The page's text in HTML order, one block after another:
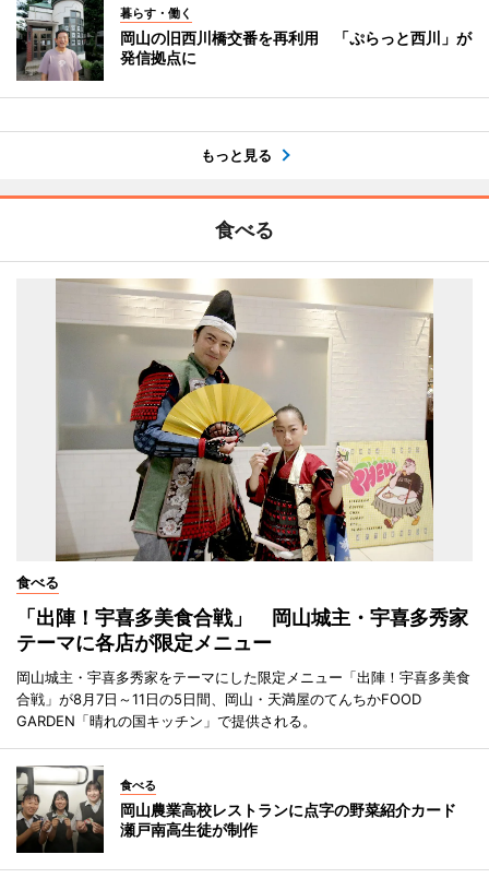
暮らす・働く
岡山の旧西川橋交番を再利用 「ぷらっと西川」が
発信拠点に
もっと見る
食べる
食べる
「出陣！宇喜多美食合戦」 岡山城主・宇喜多秀家
テーマに各店が限定メニュー
岡山城主・宇喜多秀家をテーマにした限定メニュー「出陣！宇喜多美食
合戦」が8月7日～11日の5日間、岡山・天満屋のてんちかFOOD
GARDEN「晴れの国キッチン」で提供される。
食べる
岡山農業高校レストランに点字の野菜紹介カード
瀬戸南高生徒が制作